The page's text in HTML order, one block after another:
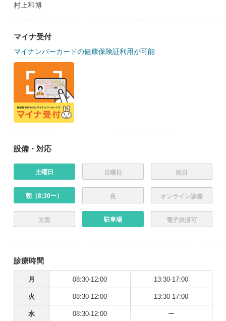
村上和博
マイナ受付
マイナンバーカードの健康保険証利用が可能
設備・対応
土曜日 日曜日 祝日
朝（8:30〜） 夜 オンライン診療
女医 駐車場 電子決済可
診療時間
月 08:30-12:00 13:30-17:00
火 08:30-12:00 13:30-17:00
水 08:30-12:00 ー